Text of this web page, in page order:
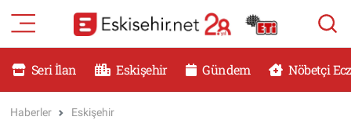
Seri İlan Eskişehir Gündem Nöbetçi
Haberler Eskişehir
RESMİ İLANLAR
Eskişehir Nöbetçi Eczaneler